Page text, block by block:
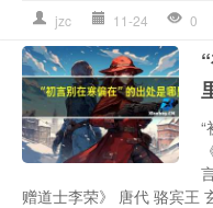
jzc 11-24 0
“
赠道士李荣》 唐代 骆宾王